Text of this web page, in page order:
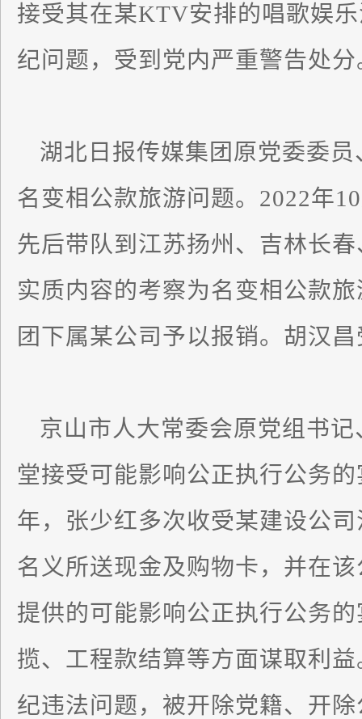
接受其在某KTV安排的唱歌娱
纪问题，受到党内严重警告处分
湖北日报传媒集团原党委委
名变相公款旅游问题。2022年
先后带队到江苏扬州、吉林长
实质内容的考察为名变相公款
团下属某公司予以报销。胡汉
京山市人大常委会原党组书
堂接受可能影响公正执行公务
年，张少红多次收受某建设公
名义所送现金及购物卡，并在
提供的可能影响公正执行公务
揽、工程款结算等方面谋取利
纪违法问题，被开除党籍、开